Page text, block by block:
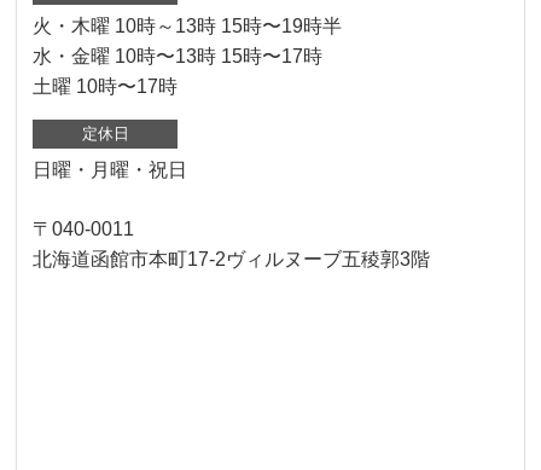
火・木曜 10時～13時 15時〜19時半
水・金曜 10時〜13時 15時〜17時
土曜 10時〜17時
定休日
日曜・月曜・祝日
〒040-0011
北海道函館市本町17-2ヴィルヌーブ五稜郭3階